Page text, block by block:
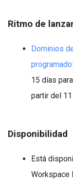
Ritmo de
Dominios
programado:
15 días
partir del
Disponibilidad
Está
Workspace